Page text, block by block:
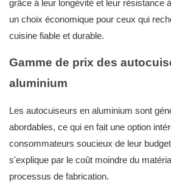
grâce à leur longévité et leur résistance
un choix économique pour ceux qui
cuisine fiable et durable.
Gamme de prix des
aluminium
Les autocuiseurs en aluminium sont
abordables, ce qui en fait une option
consommateurs soucieux de leur
s'explique par le coût moindre du
processus de fabrication.